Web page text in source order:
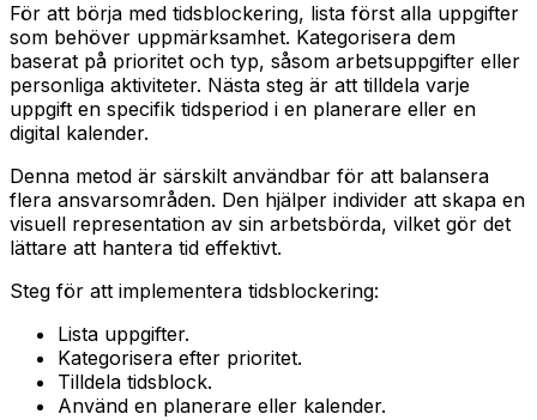
För att börja med tidsblockering, lista först alla uppgifter
som behöver uppmärksamhet. Kategorisera dem
baserat på prioritet och typ, såsom arbetsuppgifter eller
personliga aktiviteter. Nästa steg är att tilldela varje
uppgift en specifik tidsperiod i en planerare eller en
digital kalender.
Denna metod är särskilt användbar för att balansera
flera ansvarsområden. Den hjälper individer att skapa en
visuell representation av sin arbetsbörda, vilket gör det
lättare att hantera tid effektivt.
Steg för att implementera tidsblockering:
Lista uppgifter.
Kategorisera efter prioritet.
Tilldela tidsblock.
Använd en planerare eller kalender.